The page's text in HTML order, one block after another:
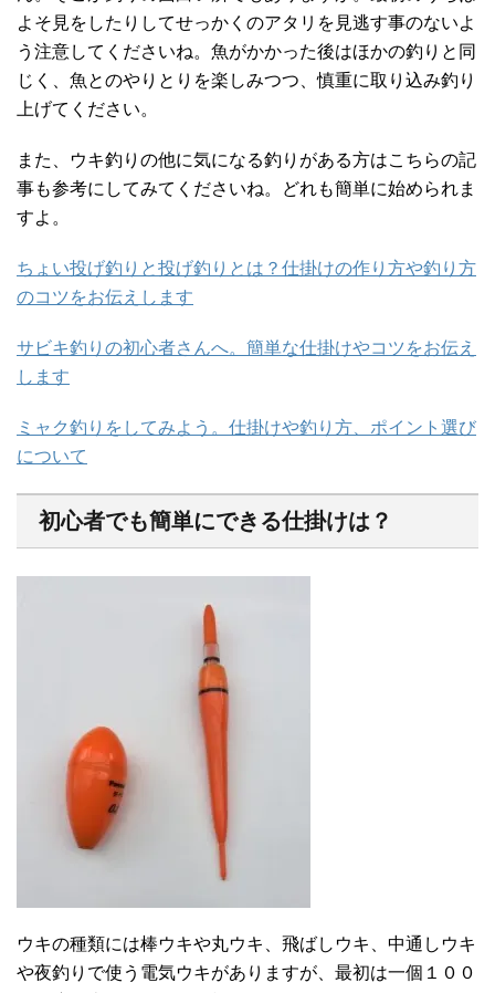
よそ見をしたりしてせっかくのアタリを見逃す事のないよ
う注意してくださいね。魚がかかった後はほかの釣りと同
じく、魚とのやりとりを楽しみつつ、慎重に取り込み釣り
上げてください。
また、ウキ釣りの他に気になる釣りがある方はこちらの記
事も参考にしてみてくださいね。どれも簡単に始められま
すよ。
ちょい投げ釣りと投げ釣りとは？仕掛けの作り方や釣り方
のコツをお伝えします
サビキ釣りの初心者さんへ。簡単な仕掛けやコツをお伝え
します
ミャク釣りをしてみよう。仕掛けや釣り方、ポイント選び
について
初心者でも簡単にできる仕掛けは？
ウキの種類には棒ウキや丸ウキ、飛ばしウキ、中通しウキ
や夜釣りで使う電気ウキがありますが、最初は一個１００